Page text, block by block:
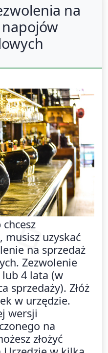
na
musisz uzyskać
na sprzedaż
Zezwolenie
4 lata (w
sprzedaży). Złóż
w urzędzie.
wersji
na
złożyć